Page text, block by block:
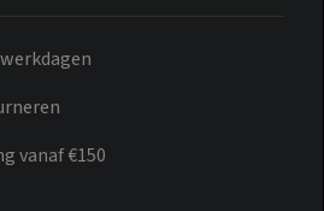
vanaf €150